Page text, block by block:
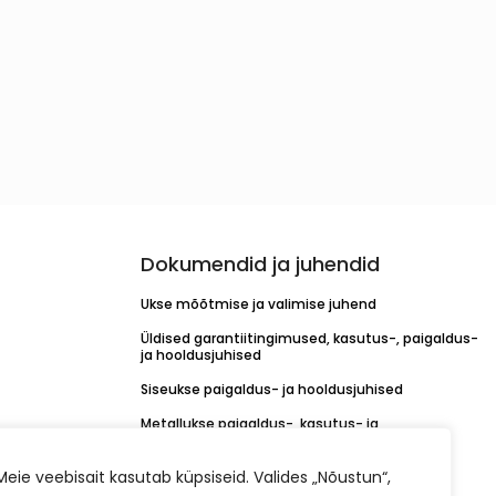
veebisait kasutab küpsiseid. Valides „Nõustun“,
Dokumendid ja juhendid
Ukse mõõtmise ja valimise juhend
Üldised garantiitingimused, kasutus-, paigaldus-
ja hooldusjuhised
Siseukse paigaldus- ja hooldusjuhised
Metallukse paigaldus-, kasutus- ja
KORO linkide paigaldusjuhend